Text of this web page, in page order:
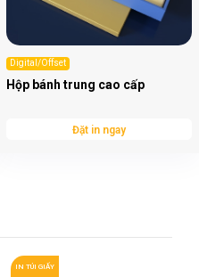
Digital/Offset
Hộp bánh trung cao cấp
Đặt in ngay
IN TÚI GIẤY